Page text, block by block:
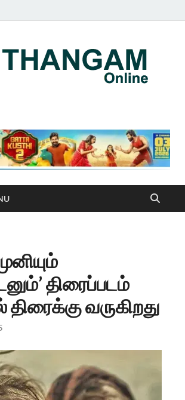
திரைப்படம்
வருகிறது